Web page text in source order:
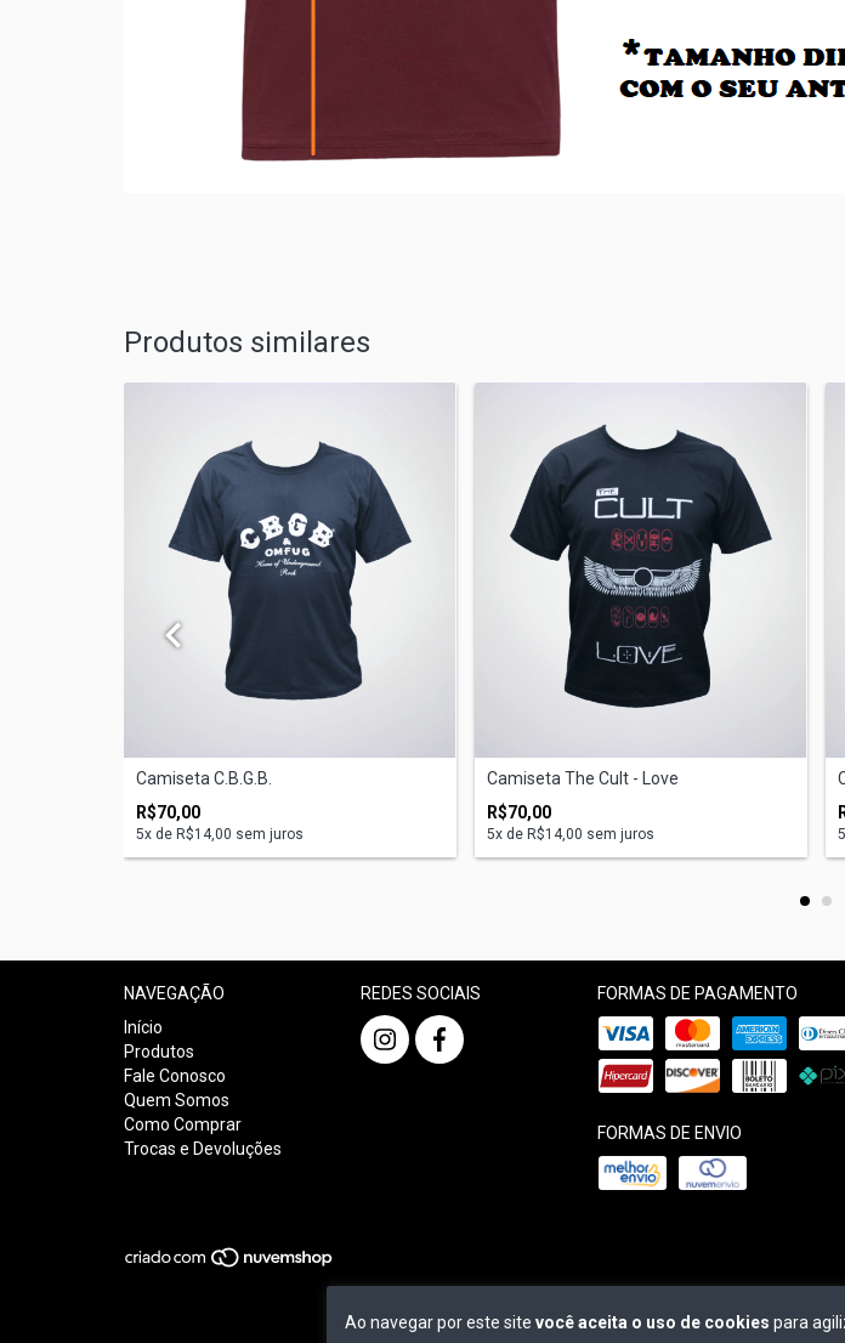
Ao navegar por este site você aceita o uso de cookies para
Produtos similares
Camiseta C.B.G.B.
R$70,00
5x de R$14,00 sem juros
Camiseta The Cult - Love
R$70,00
5x de R$14,00 sem juros 5
NAVEGAÇÃO
Início
Produtos
Fale Conosco
Quem Somos
Como Comprar
Trocas e Devoluções
REDES SOCIAIS FORMAS DE PAGAMENTO
FORMAS DE ENVIO